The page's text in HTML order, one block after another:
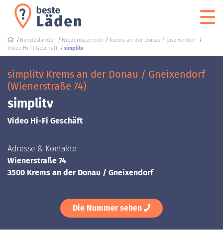
Bundesländer Niederösterreich
Krems an der Donau / Gneixendorf
Video Hi-Fi Geschäft
simplitv
simplitv Krems an der Donau / Gneixendorf
(Wienerstraße 74)
simplitv
Video Hi-Fi Geschäft
Adresse & Kontakte
Wienerstraße 74
3500 Krems an der Donau / Gneixendorf
Die Nummer sehen